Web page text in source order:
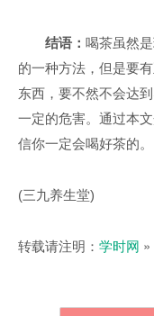
结语： 喝茶虽然
的一种方法，但是要
东西，要不然不会达
一定的危害。通过本
信你一定会喝好茶的。
(三九养生堂)
转载请注明： 学时网 »